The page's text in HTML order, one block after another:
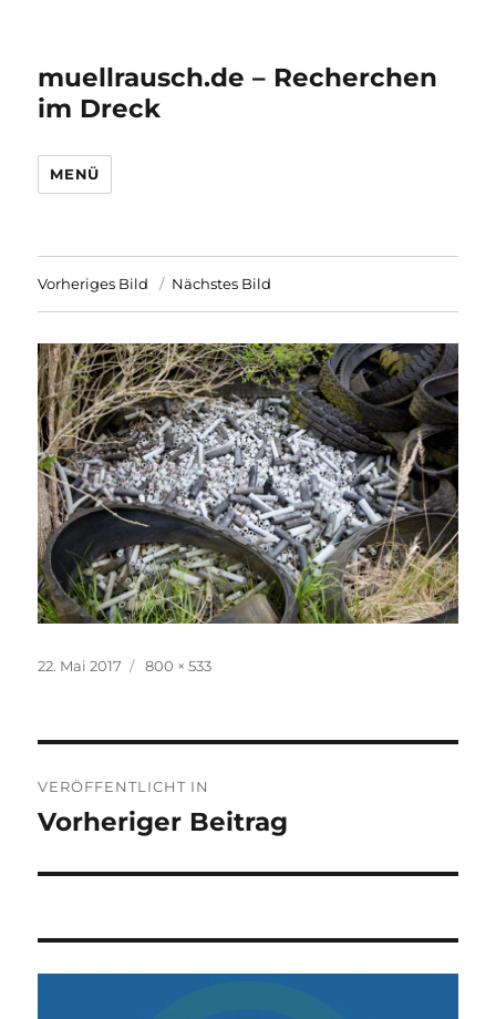
muellrausch.de – Recherchen
im Dreck
MENÜ
Vorheriges Bild Nächstes Bild
Veröffentlicht
22. Mai 2017
Volle
800 × 533
VERÖFFENTLICHT IN
Vorheriger Beitrag